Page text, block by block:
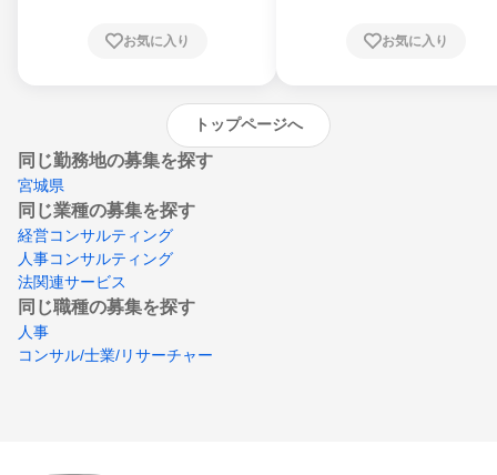
崎県、熊本県、大分県、宮崎県、鹿児島県、
お気に入り お気に入り
トップページへ
同じ勤務地の募集を探す
宮城県
同じ業種の募集を探す
経営コンサルティング
人事コンサルティング
法関連サービス
同じ職種の募集を探す
人事
コンサル/士業/リサーチャー